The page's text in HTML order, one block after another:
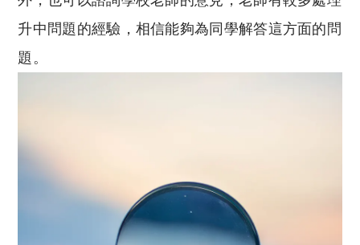
升中問題的經驗，相信能夠為同學解答這方面的問
題。